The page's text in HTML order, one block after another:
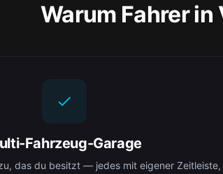
Warum Fahrer
Fahrzeug-Garage
das du besitzt — jedes mit eigener Zeitleiste,